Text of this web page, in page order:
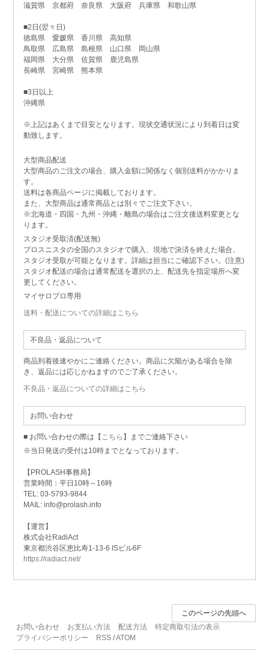
滋賀県 京都府 奈良県 大阪府 兵庫県 和歌山県
■2日(翌々日)
徳島県 愛媛県 香川県 高知県
鳥取県 広島県 島根県 山口県 岡山県
福岡県 大分県 佐賀県 鹿児島県
長崎県 宮崎県 熊本県
■3日以上
沖縄県
※上記はあくまで目安となります。現状交通状況により到着日は変
動致します。
大型商品配送
大型商品のご注文の場合、購入金額に関係なく個別送料がかかりま
す。
送料は各商品ページに掲載しております。
また、大型商品は通常商品とは別々でご注文下さい。
※北海道・四国・九州・沖縄・離島の場合はご注文後送料変更とな
ります。
スタジオ受取済(配送無)
プロスニスタの全国のスタジオで購入、現地で決済を終えた場合、
スタジオ受取が可能となります。詳細は担当にご確認下さい。(注意)
スタジオ配送の場合は通常配送を選択の上、配送先を指定場所へ変
更してください。
マイサロプロ専用
送料・配送についての詳細はこちら
不良品・返品について
商品到着後速やかにご連絡ください。商品に欠陥がある場合を除
き、返品には応じかねますのでご了承ください。
不良品・返品についての詳細はこちら
お問い合わせ
■ お問い合わせの際は【 こちら 】までご連絡下さい
※当日発送の受付は10時までとなっております。
【PROLASH事務局】
営業時間：平日10時～16時
TEL: 03-5793-9844
MAIL: info@prolash.info
【運営】
株式会社RadiAct
東京都渋谷区恵比寿1-13-6 ISビル6F
https://radiact.net/
このページの先頭へ
お問い合わせ
お支払い方法 配送方法
特定商取引法の表示
プライバシーポリシー
RSS /ATOM